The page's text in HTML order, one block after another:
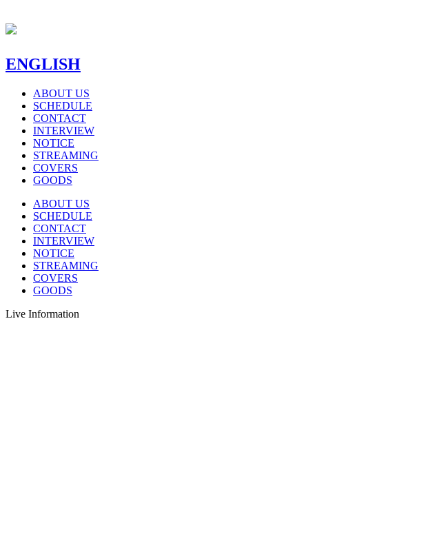
ENGLISH
ABOUT US
SCHEDULE
CONTACT
INTERVIEW
NOTICE
STREAMING
COVERS
GOODS
ABOUT US
SCHEDULE
CONTACT
INTERVIEW
NOTICE
STREAMING
COVERS
GOODS
Live Information